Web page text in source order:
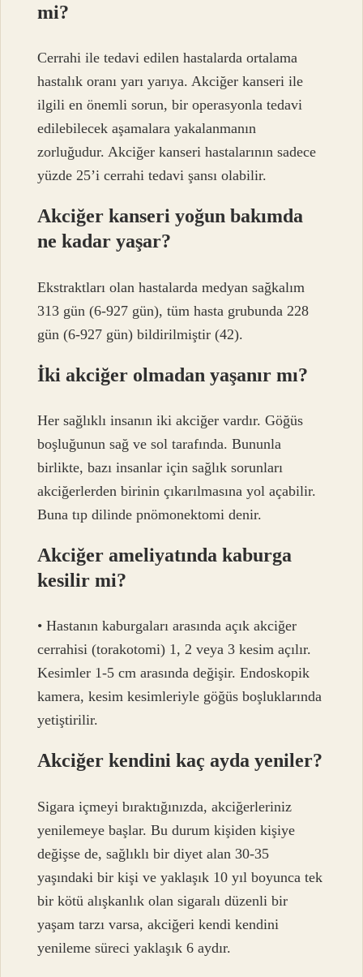
mi?
Cerrahi ile tedavi edilen hastalarda ortalama
hastalık oranı yarı yarıya. Akciğer kanseri ile
ilgili en önemli sorun, bir operasyonla tedavi
edilebilecek aşamalara yakalanmanın
zorluğudur. Akciğer kanseri hastalarının sadece
yüzde 25’i cerrahi tedavi şansı olabilir.
Akciğer kanseri yoğun bakımda
ne kadar yaşar?
Ekstraktları olan hastalarda medyan sağkalım
313 gün (6-927 gün), tüm hasta grubunda 228
gün (6-927 gün) bildirilmiştir (42).
İki akciğer olmadan yaşanır mı?
Her sağlıklı insanın iki akciğer vardır. Göğüs
boşluğunun sağ ve sol tarafında. Bununla
birlikte, bazı insanlar için sağlık sorunları
akciğerlerden birinin çıkarılmasına yol açabilir.
Buna tıp dilinde pnömonektomi denir.
Akciğer ameliyatında kaburga
kesilir mi?
• Hastanın kaburgaları arasında açık akciğer
cerrahisi (torakotomi) 1, 2 veya 3 kesim açılır.
Kesimler 1-5 cm arasında değişir. Endoskopik
kamera, kesim kesimleriyle göğüs boşluklarında
yetiştirilir.
Akciğer kendini kaç ayda yeniler?
Sigara içmeyi bıraktığınızda, akciğerleriniz
yenilemeye başlar. Bu durum kişiden kişiye
değişse de, sağlıklı bir diyet alan 30-35
yaşındaki bir kişi ve yaklaşık 10 yıl boyunca tek
bir kötü alışkanlık olan sigaralı düzenli bir
yaşam tarzı varsa, akciğeri kendi kendini
yenileme süreci yaklaşık 6 aydır.